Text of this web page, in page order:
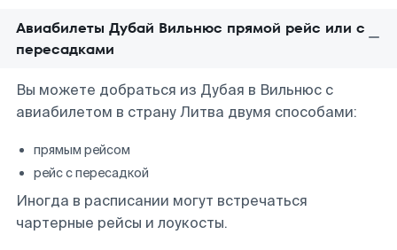
Авиабилеты Дубай Вильнюс прямой рейс или с
пересадками
Вы можете добраться из Дубая в Вильнюс с
авиабилетом в страну Литва двумя способами:
прямым рейсом
рейс с пересадкой
Иногда в расписании могут встречаться
чартерные рейсы и лоукосты.